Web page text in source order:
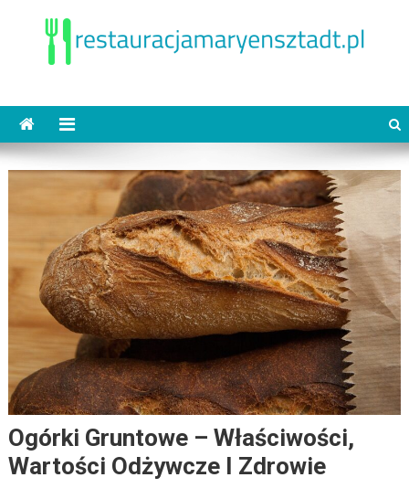
Ogórki Gruntowe – Właściwości,
Wartości Odżywcze I Zdrowie